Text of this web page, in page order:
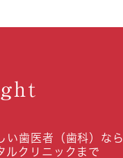
い歯医者（歯科）なら
ルクリニックまで